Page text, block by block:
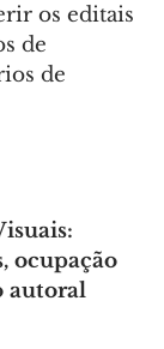
os editais
de
de
ocupação
autoral